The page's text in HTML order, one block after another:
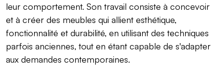
leur comportement. Son travail consiste à concevoir
et à créer des meubles qui allient esthétique,
fonctionnalité et durabilité, en utilisant des techniques
parfois anciennes, tout en étant capable de s'adapter
aux demandes contemporaines.